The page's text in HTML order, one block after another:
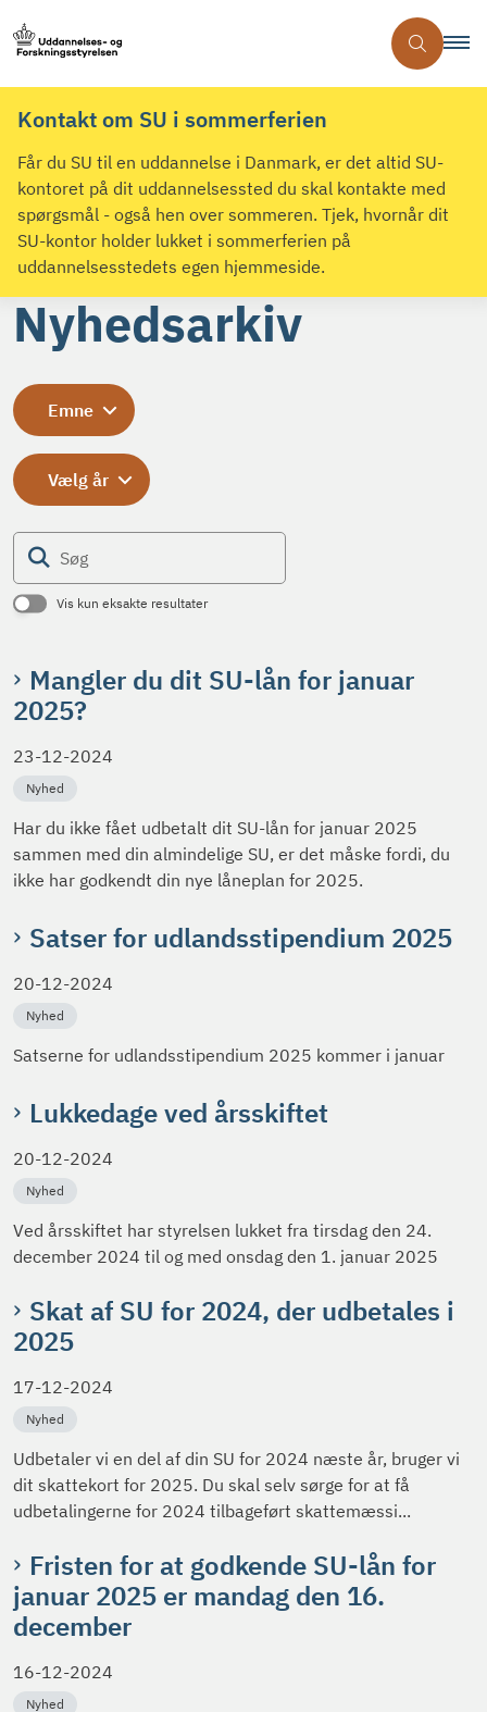
Kontakt om SU i sommerferien
Får du SU til en uddannelse i Danmark, er det altid SU-
kontoret på dit uddannelsessted du skal kontakte med
spørgsmål - også hen over sommeren. Tjek, hvornår dit
SU-kontor holder lukket i sommerferien på
uddannelsesstedets egen hjemmeside.
Nyhedsarkiv
Vis kun eksakte resultater
Emne
Vælg år
Mangler du dit SU-lån for januar
2025?
23-12-2024
Nyhed
Har du ikke fået udbetalt dit SU-lån for januar 2025
sammen med din almindelige SU, er det måske fordi, du
ikke har godkendt din nye låneplan for 2025.
Satser for udlandsstipendium 2025
20-12-2024
Nyhed
Satserne for udlandsstipendium 2025 kommer i januar
Lukkedage ved årsskiftet
20-12-2024
Nyhed
Ved årsskiftet har styrelsen lukket fra tirsdag den 24.
december 2024 til og med onsdag den 1. januar 2025
Skat af SU for 2024, der udbetales i
2025
17-12-2024
Nyhed
Udbetaler vi en del af din SU for 2024 næste år, bruger vi
dit skattekort for 2025. Du skal selv sørge for at få
udbetalingerne for 2024 tilbageført skattemæssi...
Fristen for at godkende SU-lån for
januar 2025 er mandag den 16.
december
16-12-2024
Nyhed